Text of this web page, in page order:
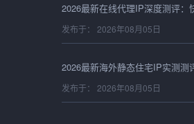
发布于： 2026年08月05日
发布于： 2026年08月05日